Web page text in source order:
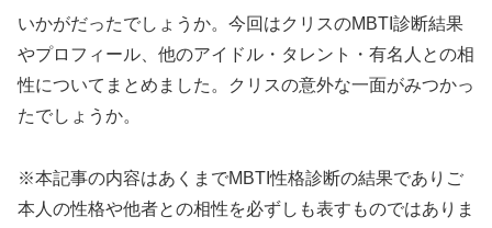
いかがだったでしょうか。今回はクリスのMBTI診断結果
やプロフィール、他のアイドル・タレント・有名人との相
性についてまとめました。クリスの意外な一面がみつかっ
たでしょうか。
※本記事の内容はあくまでMBTI性格診断の結果でありご
本人の性格や他者との相性を必ずしも表すものではありま